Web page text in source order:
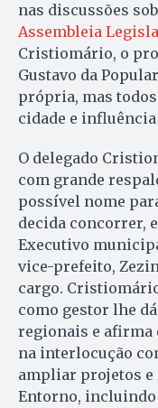
nas discussões
Assembleia
Cristiomário, o
Gustavo da
própria, mas
cidade e
O delegado
com grande
possível nome
decida concorrer,
Executivo
vice-prefeito,
cargo.
como gestor lhe
regionais e afirma
na interlocução
ampliar projetos e
Entorno, incluindo